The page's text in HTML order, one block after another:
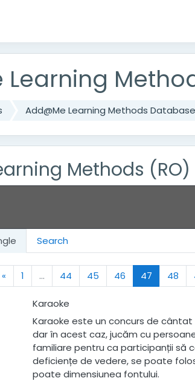
Learning
Add@Me Learning Methods
Methods (RO)
Search
«Previous
1 … 44 45 46 47(current)
48
Karaoke
Karaoke este un concurs de
dar în acest caz, jucăm cu
familiare pentru ca participanții să
deficiențe de vedere, se poate
poate dimensiunea fontului.